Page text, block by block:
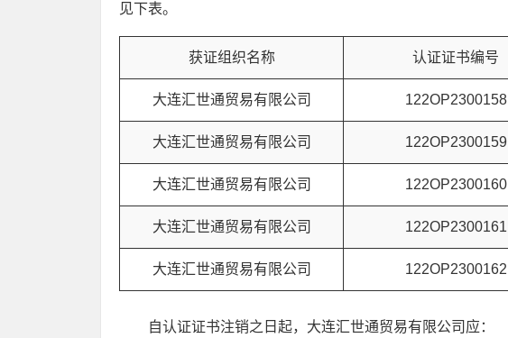
见下表。
获证组织名称 认证证书编号
大连汇世通贸易有限公司 122OP2300158
大连汇世通贸易有限公司 122OP2300159
大连汇世通贸易有限公司 122OP2300160
大连汇世通贸易有限公司 122OP2300161
大连汇世通贸易有限公司 122OP2300162
自认证证书注销之日起，大连汇世通贸易有限公司应：